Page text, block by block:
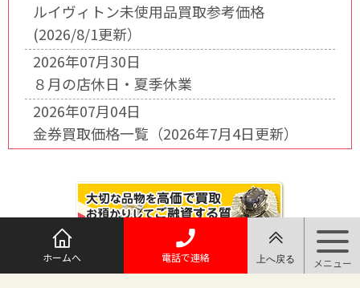
ルイヴィトン未使用品買取参考価格
(2026/8/1更新）
2026年07月30日
８月の店休日・夏季休業
2026年07月04日
金券買取価格一覧（2026年7月4日更新）
ホームへ 電話で連絡